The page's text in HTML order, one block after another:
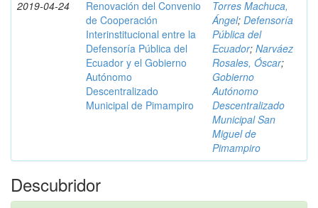
2019-04-24
Renovación del Convenio
de Cooperación
Interinstitucional entre la
Defensoría Pública del
Ecuador y el Gobierno
Autónomo
Descentralizado
Municipal de Pimampiro
Torres Machuca,
Ángel; Defensoría
Pública del
Ecuador; Narváez
Rosales, Óscar;
Gobierno
Autónomo
Descentralizado
Municipal San
Miguel de
Pimampiro
Descubridor